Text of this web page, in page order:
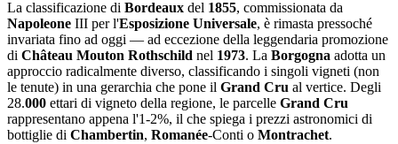
La classificazione di Bordeaux del 1855, commissionata da
Napoleone III per l'Esposizione Universale, è rimasta pressoché
invariata fino ad oggi — ad eccezione della leggendaria promozione
di Château Mouton Rothschild nel 1973. La Borgogna adotta un
approccio radicalmente diverso, classificando i singoli vigneti (non
le tenute) in una gerarchia che pone il Grand Cru al vertice. Degli
28.000 ettari di vigneto della regione, le parcelle Grand Cru
rappresentano appena l'1-2%, il che spiega i prezzi astronomici di
bottiglie di Chambertin, Romanée-Conti o Montrachet.